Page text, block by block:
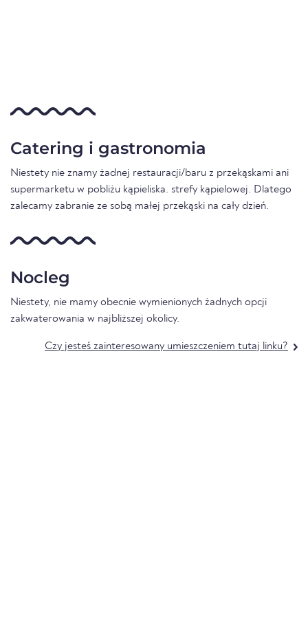
Catering i gastronomia
Niestety nie znamy żadnej restauracji/baru z przekąskami ani
supermarketu w pobliżu kąpieliska. strefy kąpielowej. Dlatego
zalecamy zabranie ze sobą małej przekąski na cały dzień.
Nocleg
Niestety, nie mamy obecnie wymienionych żadnych opcji
zakwaterowania w najbliższej okolicy.
Czy jesteś zainteresowany umieszczeniem tutaj linku?